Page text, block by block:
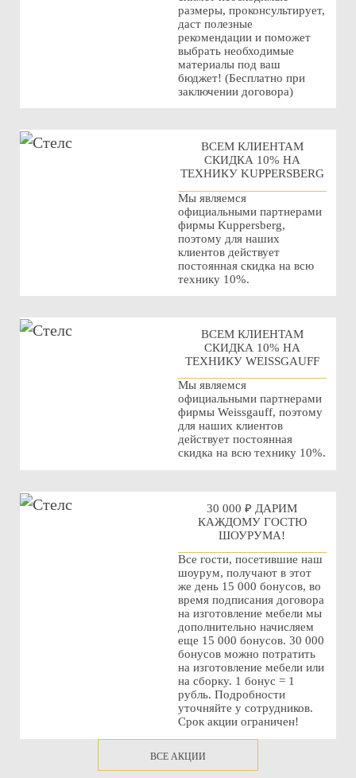
размеры, проконсультирует,
даст полезные
рекомендации и поможет
выбрать необходимые
материалы под ваш
бюджет! (Бесплатно при
заключении договора)
ВСЕМ КЛИЕНТАМ
СКИДКА 10% НА
ТЕХНИКУ KUPPERSBERG
Мы являемся
официальными партнерами
фирмы Kuppersberg,
поэтому для наших
клиентов действует
постоянная скидка на всю
технику 10%.
ВСЕМ КЛИЕНТАМ
СКИДКА 10% НА
ТЕХНИКУ WEISSGAUFF
Мы являемся
официальными партнерами
фирмы Weissgauff, поэтому
для наших клиентов
действует постоянная
скидка на всю технику 10%.
30 000 ₽ ДАРИМ
КАЖДОМУ ГОСТЮ
ШОУРУМА!
Все гости, посетившие наш
шоурум, получают в этот
же день 15 000 бонусов, во
время подписания договора
на изготовление мебели мы
дополнительно начисляем
еще 15 000 бонусов. 30 000
бонусов можно потратить
на изготовление мебели или
на сборку. 1 бонус = 1
рубль. Подробности
уточняйте у сотрудников.
Срок акции ограничен!
ВСЕ АКЦИИ